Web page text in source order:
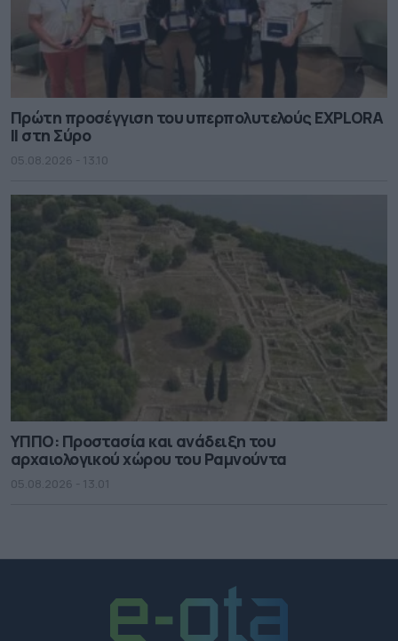
Πρώτη προσέγγιση του υπερπολυτελούς EXPLORA
II στη Σύρο
05.08.2026 - 13.10
ΥΠΠΟ: Προστασία και ανάδειξη του
αρχαιολογικού χώρου του Ραμνούντα
05.08.2026 - 13.01